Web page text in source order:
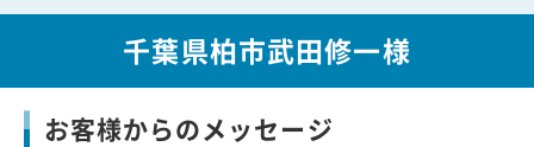
千葉県柏市武田修一様
お客様からのメッセージ